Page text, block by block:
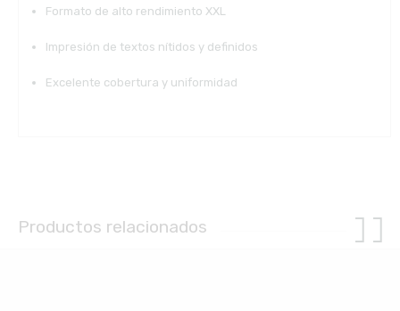
Formato de alto rendimiento XXL
Impresión de textos nítidos y definidos
Excelente cobertura y uniformidad
Productos relacionados